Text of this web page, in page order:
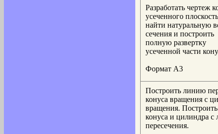
Разработать чертеж
усеченного
найти натуральную
сечения и построить
полную развертку
усеченной части
Формат А3
Построить линию
конуса вращения с
вращения. Построить
конуса и цилиндра с
пересечения.